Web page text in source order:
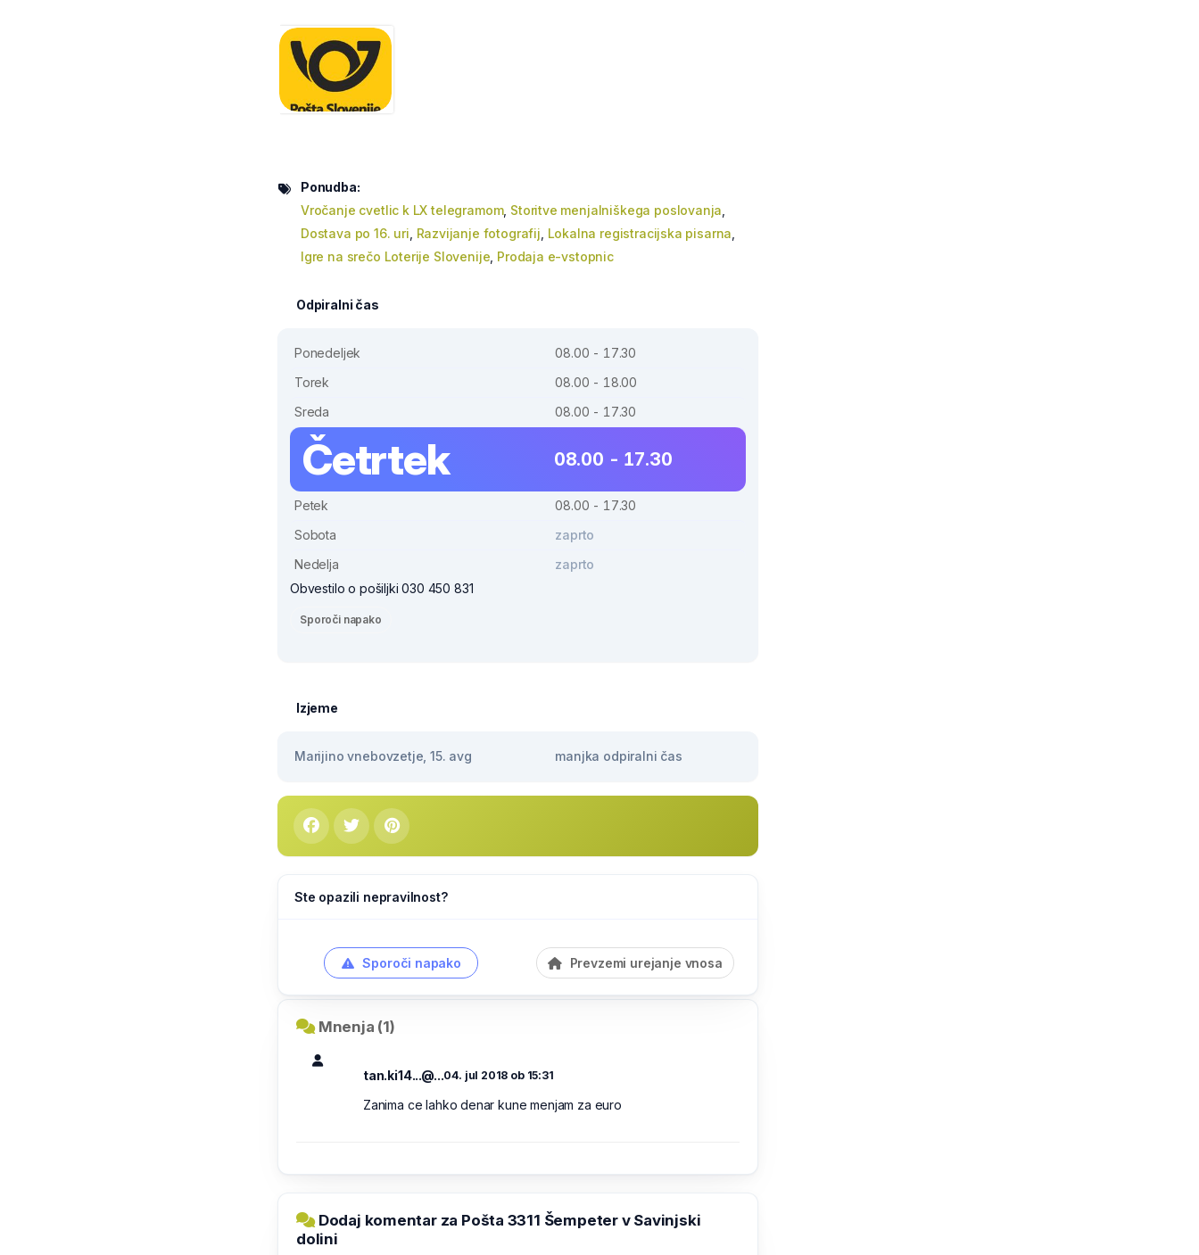
Ponudba:
Vročanje cvetlic k LX telegramom, Storitve menjalniškega poslovanja
Dostava po 16. uri Razvijanje fotografij Lokalna registracijska pisarna
Igre na srečo Loterije Slovenije Prodaja e-vstopnic
Odpiralni čas
Ponedeljek
08.00 - 17.30
Torek
08.00 - 18.00
Sreda
08.00 - 17.30
Četrtek 08.00 - 17.30
Petek
08.00 - 17.30
Sobota
zaprto
Nedelja
zaprto
Obvestilo o pošiljki 030 450 831
Sporoči napako
Izjeme
Marijino vnebovzetje, 15. avg manjka odpiralni čas
Ste opazili nepravilnost?
Sporoči napako Prevzemi urejanje vnosa
Mnenja (1)
tan.ki14...@...04. jul 2018 ob 15:31
Zanima ce lahko denar kune menjam za euro
Dodaj komentar za Pošta 3311 Šempeter v Savinjski
dolini